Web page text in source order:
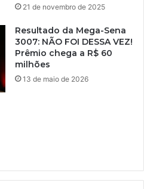
21 de novembro de 2025
Resultado da Mega-Sena
3007: NÃO FOI DESSA VEZ!
Prêmio chega a R$ 60
milhões
13 de maio de 2026